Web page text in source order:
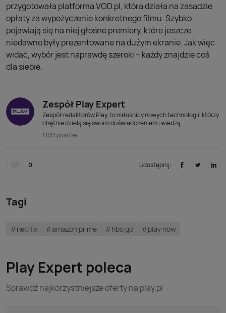
przygotowała platforma VOD.pl, która działa na zasadzie
opłaty za wypożyczenie konkretnego filmu. Szybko
pojawiają się na niej głośne premiery, które jeszcze
niedawno były prezentowane na dużym ekranie. Jak więc
widać, wybór jest naprawdę szeroki – każdy znajdzie coś
dla siebie.
Zespół Play Expert
Zespół redaktorów Play, to miłośnicy nowych technologii, którzy
chętnie dzielą się swoim doświadczeniem i wiedzą.
1 031 postów
0 Udostępnij:
Tagi
#netflix #amazon prime #hbo go #play now
Play Expert poleca
Sprawdź najkorzystniejsze oferty na play.pl